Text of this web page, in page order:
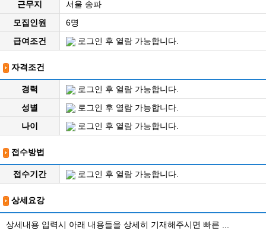
근무지
서울 송파
모집인원
6명
급여조건
로그인 후 열람 가능합니다.
자격조건
경력
로그인 후 열람 가능합니다.
성별
로그인 후 열람 가능합니다.
나이
로그인 후 열람 가능합니다.
접수방법
접수기간 로그인 후 열람 가능합니다.
상세요강
상세내용 입력시 아래 내용들을 상세히 기재해주시면 빠른 ...